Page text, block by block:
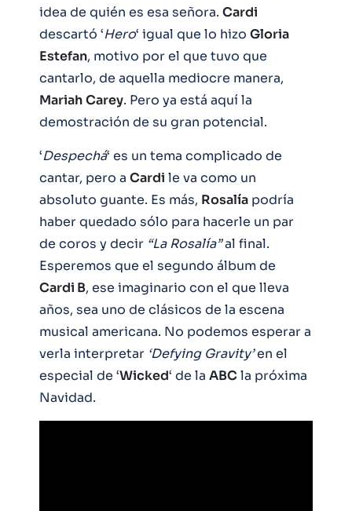
idea de quién es esa señora. Cardi
descartó ‘Hero‘ igual que lo hizo Gloria
Estefan, motivo por el que tuvo que
cantarlo, de aquella mediocre manera,
MariahCarey. Pero ya está aquí la
demostración de su gran potencial.
‘Despechá‘ es un tema complicado de
cantar, pero a Cardi le va como un
absoluto guante. Es más, Rosalía podría
haber quedado sólo para hacerle un par
de coros y decir “La Rosalía”al final.
Esperemos que el segundo álbum de
Cardi B, ese imaginario con el que lleva
años, sea uno de clásicos de la escena
musical americana. No podemos esperar a
verla interpretar ‘Defying Gravity’en el
especial de ‘Wicked‘ de la ABCla próxima
Navidad.